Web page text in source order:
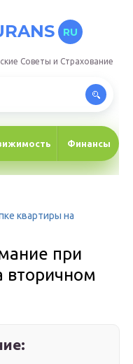
RU
Советы и Страхование
Финансы
квартиры на
при
вторичном